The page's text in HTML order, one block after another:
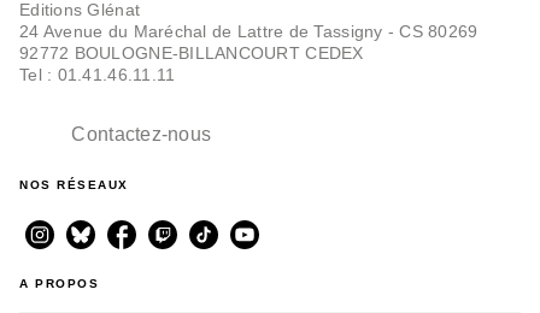
Editions Glénat
24 Avenue du Maréchal de Lattre de Tassigny - CS 80269
92772 BOULOGNE-BILLANCOURT CEDEX
Tel : 01.41.46.11.11
Contactez-nous
NOS RÉSEAUX
A PROPOS